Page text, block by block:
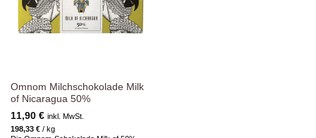
Omnom Milchschokolade Milk
of Nicaragua 50%
11,90 € inkl. MwSt.
198,33 €/ kg